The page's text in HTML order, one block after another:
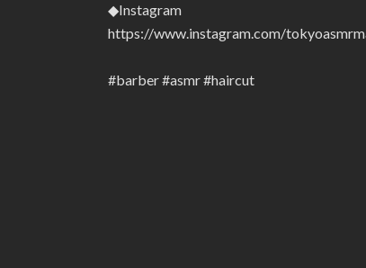
◆Instagram
https://www.instagram.com/
#barber #asmr #haircut